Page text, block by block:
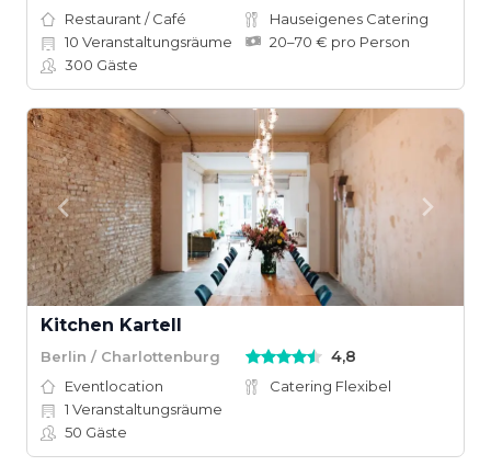
Restaurant / Café
Hauseigenes Catering
10 Veranstaltungsräume
20–70 € pro Person
300 Gäste
Kitchen Kartell
Berlin / Charlottenburg 4,8
Eventlocation
Catering Flexibel
1 Veranstaltungsräume
50 Gäste